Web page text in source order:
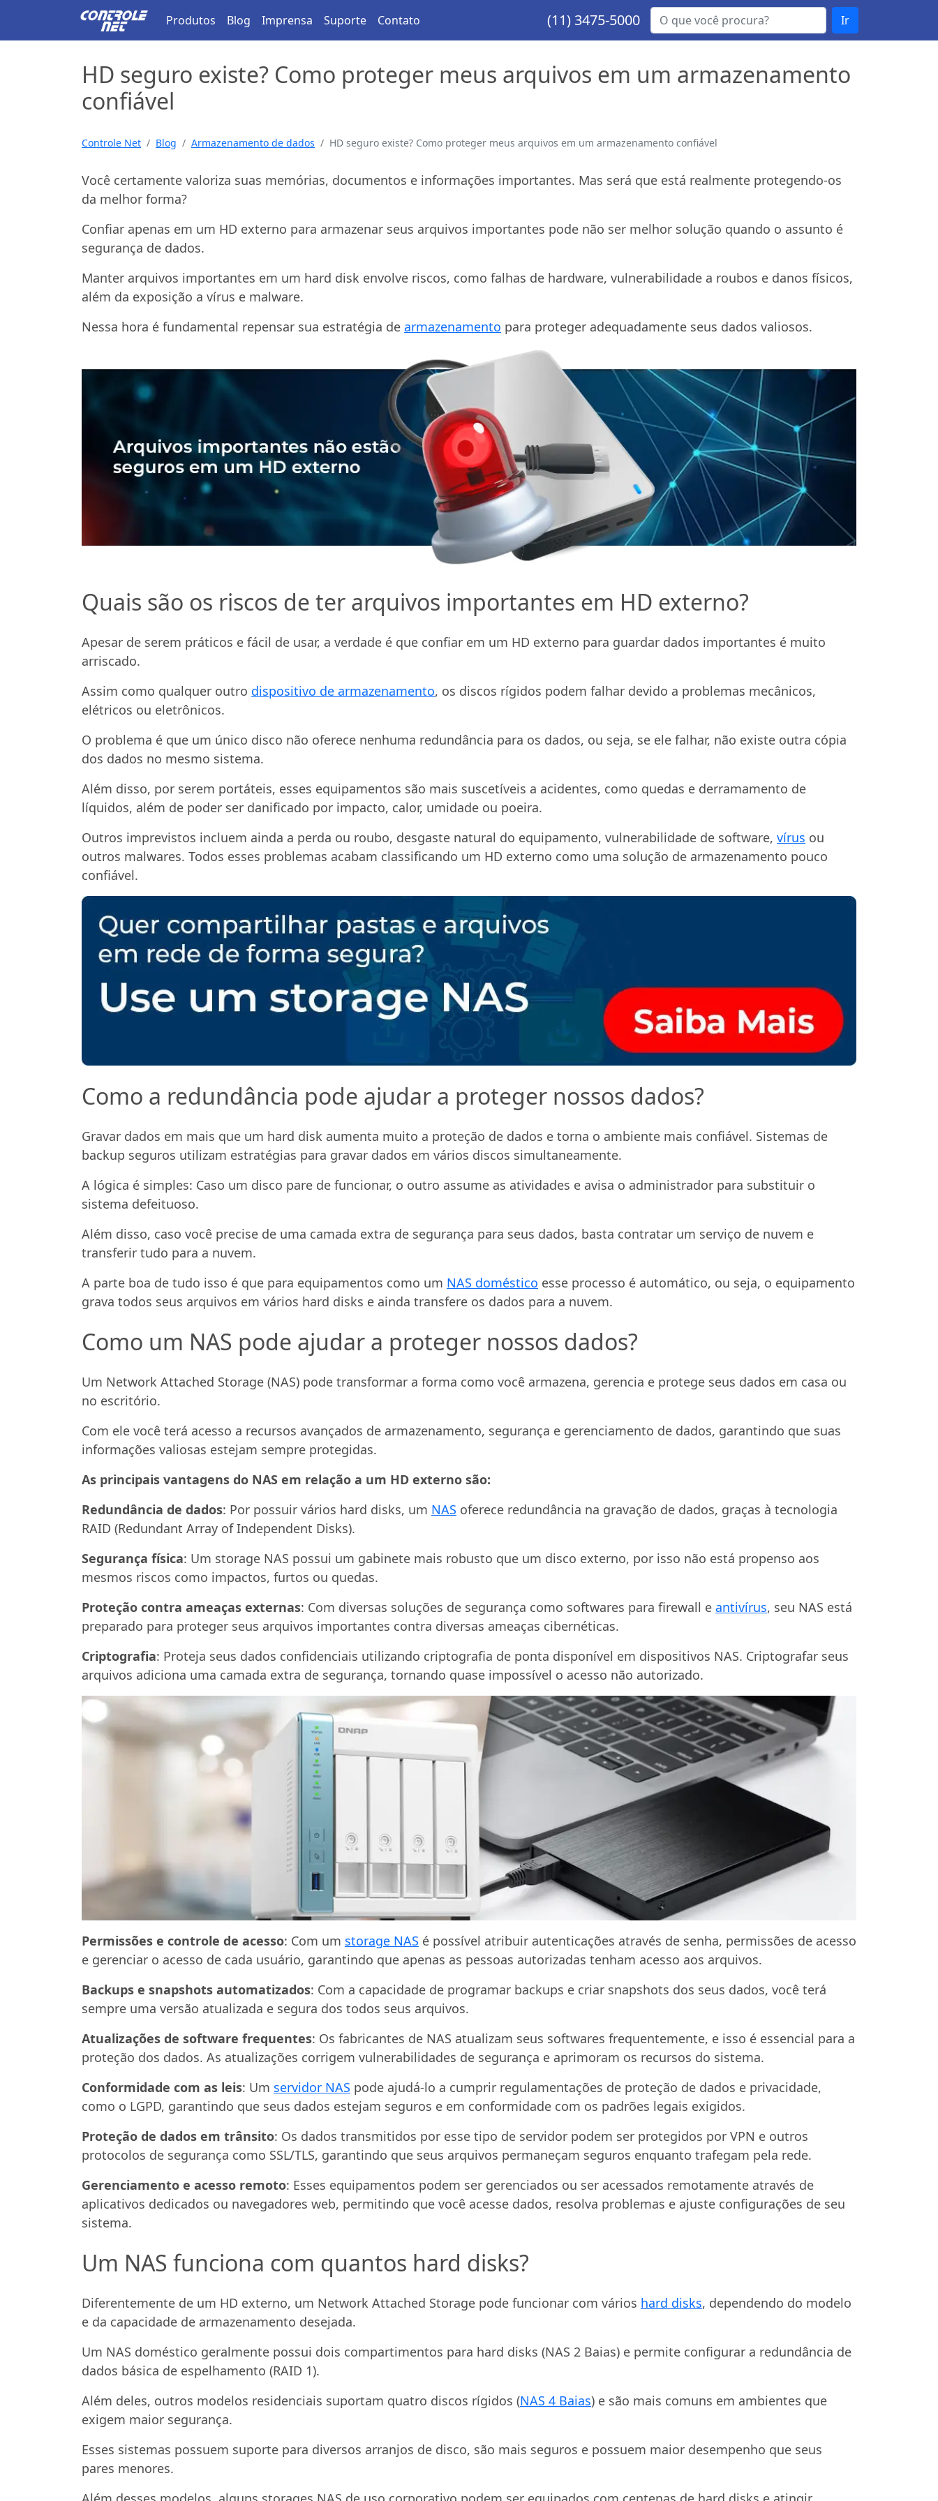
Produtos Blog Imprensa Suporte Contato (11) 3475-5000 Ir
HD seguro existe? Como proteger meus arquivos em um armazenamento
confiável
Controle Net Blog Armazenamento de dados HD seguro existe? Como proteger meus arquivos em um armazenamento confiável
Você certamente valoriza suas memórias, documentos e informações importantes. Mas será que está realmente protegendo-os
da melhor forma?
Confiar apenas em um HD externo para armazenar seus arquivos importantes pode não ser melhor solução quando o assunto é
segurança de dados.
Manter arquivos importantes em um hard disk envolve riscos, como falhas de hardware, vulnerabilidade a roubos e danos físicos,
além da exposição a vírus e malware.
Nessa hora é fundamental repensar sua estratégia de armazenamento para proteger adequadamente seus dados valiosos.
Quais são os riscos de ter arquivos importantes em HD externo?
Apesar de serem práticos e fácil de usar, a verdade é que confiar em um HD externo para guardar dados importantes é muito
arriscado.
Assim como qualquer outro dispositivo de armazenamento, os discos rígidos podem falhar devido a problemas mecânicos,
elétricos ou eletrônicos.
O problema é que um único disco não oferece nenhuma redundância para os dados, ou seja, se ele falhar, não existe outra cópia
dos dados no mesmo sistema.
Além disso, por serem portáteis, esses equipamentos são mais suscetíveis a acidentes, como quedas e derramamento de
líquidos, além de poder ser danificado por impacto, calor, umidade ou poeira.
Outros imprevistos incluem ainda a perda ou roubo, desgaste natural do equipamento, vulnerabilidade de software, vírus ou
outros malwares. Todos esses problemas acabam classificando um HD externo como uma solução de armazenamento pouco
confiável.
Como a redundância pode ajudar a proteger nossos dados?
Gravar dados em mais que um hard disk aumenta muito a proteção de dados e torna o ambiente mais confiável. Sistemas de
backup seguros utilizam estratégias para gravar dados em vários discos simultaneamente.
A lógica é simples: Caso um disco pare de funcionar, o outro assume as atividades e avisa o administrador para substituir o
sistema defeituoso.
Além disso, caso você precise de uma camada extra de segurança para seus dados, basta contratar um serviço de nuvem e
transferir tudo para a nuvem.
A parte boa de tudo isso é que para equipamentos como um NAS doméstico esse processo é automático, ou seja, o equipamento
grava todos seus arquivos em vários hard disks e ainda transfere os dados para a nuvem.
Como um NAS pode ajudar a proteger nossos dados?
Um Network Attached Storage (NAS) pode transformar a forma como você armazena, gerencia e protege seus dados em casa ou
no escritório.
Com ele você terá acesso a recursos avançados de armazenamento, segurança e gerenciamento de dados, garantindo que suas
informações valiosas estejam sempre protegidas.
As principais vantagens do NAS em relação a um HD externo são:
Redundância de dados: Por possuir vários hard disks, um NAS oferece redundância na gravação de dados, graças à tecnologia
RAID (Redundant Array of Independent Disks).
Segurança física: Um storage NAS possui um gabinete mais robusto que um disco externo, por isso não está propenso aos
mesmos riscos como impactos, furtos ou quedas.
Proteção contra ameaças externas: Com diversas soluções de segurança como softwares para firewall e antivírus, seu NAS está
preparado para proteger seus arquivos importantes contra diversas ameaças cibernéticas.
Criptografia: Proteja seus dados confidenciais utilizando criptografia de ponta disponível em dispositivos NAS. Criptografar seus
arquivos adiciona uma camada extra de segurança, tornando quase impossível o acesso não autorizado.
Permissões e controle de acesso: Com um storage NAS é possível atribuir autenticações através de senha, permissões de acesso
e gerenciar o acesso de cada usuário, garantindo que apenas as pessoas autorizadas tenham acesso aos arquivos.
Backups e snapshots automatizados: Com a capacidade de programar backups e criar snapshots dos seus dados, você terá
sempre uma versão atualizada e segura dos todos seus arquivos.
Atualizações de software frequentes: Os fabricantes de NAS atualizam seus softwares frequentemente, e isso é essencial para a
proteção dos dados. As atualizações corrigem vulnerabilidades de segurança e aprimoram os recursos do sistema.
Conformidade com as leis: Um servidor NAS pode ajudá-lo a cumprir regulamentações de proteção de dados e privacidade,
como o LGPD, garantindo que seus dados estejam seguros e em conformidade com os padrões legais exigidos.
Proteção de dados em trânsito: Os dados transmitidos por esse tipo de servidor podem ser protegidos por VPN e outros
protocolos de segurança como SSL/TLS, garantindo que seus arquivos permaneçam seguros enquanto trafegam pela rede.
Gerenciamento e acesso remoto: Esses equipamentos podem ser gerenciados ou ser acessados remotamente através de
aplicativos dedicados ou navegadores web, permitindo que você acesse dados, resolva problemas e ajuste configurações de seu
sistema.
Um NAS funciona com quantos hard disks?
Diferentemente de um HD externo, um Network Attached Storage pode funcionar com vários hard disks, dependendo do modelo
e da capacidade de armazenamento desejada.
Um NAS doméstico geralmente possui dois compartimentos para hard disks (NAS 2 Baias) e permite configurar a redundância de
dados básica de espelhamento (RAID 1).
Além deles, outros modelos residenciais suportam quatro discos rígidos (NAS 4 Baias) e são mais comuns em ambientes que
exigem maior segurança.
Esses sistemas possuem suporte para diversos arranjos de disco, são mais seguros e possuem maior desempenho que seus
pares menores.